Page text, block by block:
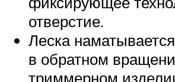
отверстие.
Леска
в обратном
триммерном